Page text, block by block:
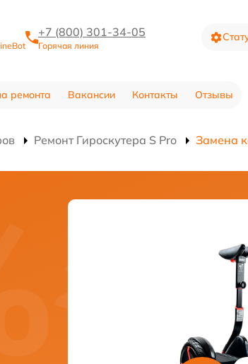
+7 (800) 301-34-05
Горячая линия
ремонта Вакансии Контакты Отзывы
Ремонт Гироскутера S Pro Замена